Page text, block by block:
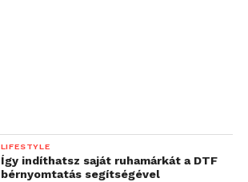
LIFESTYLE
Így indíthatsz saját ruhamárkát a DTF
bérnyomtatás segítségével